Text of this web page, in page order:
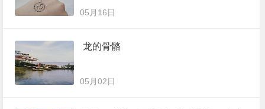
05月16日
龙的骨骼
05月02日